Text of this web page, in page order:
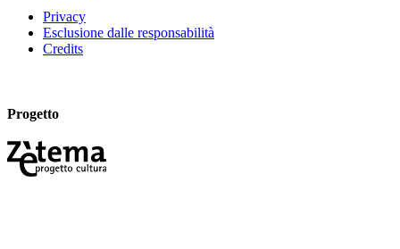
Privacy
Esclusione dalle responsabilità
Credits
Progetto